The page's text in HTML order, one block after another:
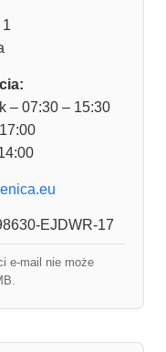
– 07:30 – 15:30
EJDWR-17
e-mail nie może